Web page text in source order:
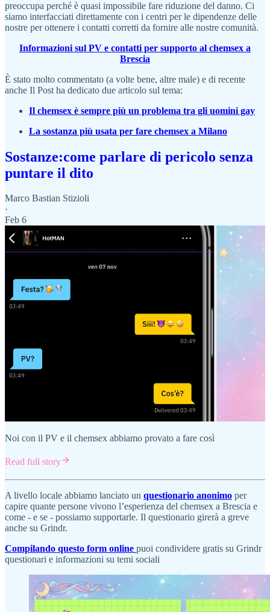
preoccupa perché è quasi impossibile fare riduzione del danno. Ci
siamo interfacciati direttamente con i centri per le dipendenze delle
nostre per ottenere i contatti corretti da fornire alle nostre comunità.
Informazioni sul PV e contatti per supporto al chemsex a
Brescia
È stato molto commentato (a volte bene, altre male) e di recente
anche Il Post ha dedicato due articolo sul tema:
Il chemsex è sempre più un problema tra gli uomini gay
La sostanza più usata per fare chemsex a Milano
Sostanze:come parlare di pericolo senza
puntare il dito
Marco Bastian Stizioli
·
Feb 6
Noi con il PV e il chemsex abbiamo provato a fare così
Read full story
A livello locale abbiamo lanciato un questionario anonimo per
capire quante persone vivono l’esperienza del chemsex a Brescia e
come - e se - possiamo supportarle. Il questionario girerà a greve
anche su Grindr.
Compilando questo form online puoi condividere gratis su Grindr
questionari e informazioni su temi sociali